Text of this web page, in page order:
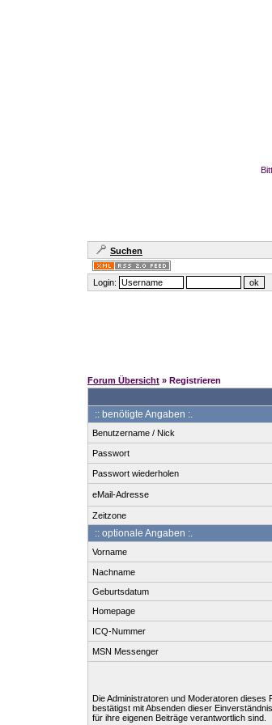
Suchen
Login:
Forum Übersicht » Registrieren
:: benötigte Angaben :.
Benutzername / Nick
Passwort
Passwort wiederholen
eMail-Adresse
Zeitzone
:: optionale Angaben :.
Vorname
Nachname
Geburtsdatum
Homepage
ICQ-Nummer
MSN Messenger
Die Administratoren und Moderatoren
bestätigst mit Absenden dieser
für ihre eigenen Beiträge verantwortlich sind.